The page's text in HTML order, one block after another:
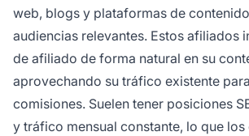
web, blogs y plataformas de
audiencias relevantes. Estos afiliados
de afiliado de forma natural en su
aprovechando su tráfico existente
comisiones. Suelen tener posiciones
y tráfico mensual constante, lo que